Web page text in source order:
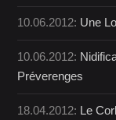
10.06.2012: Une
10.06.2012:
Préverenges
18.04.2012: Le